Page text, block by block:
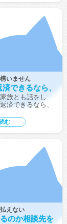
いません
できるなら、
族とも話をし
済できるなら、
む
えない
のか相談先を